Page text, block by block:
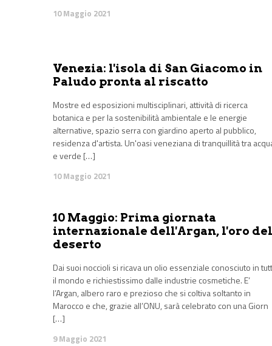
10 Maggio 2021
Venezia: l'isola di San Giacomo in
Paludo pronta al riscatto
Mostre ed esposizioni multisciplinari, attività di ricerca
botanica e per la sostenibilità ambientale e le energie
alternative, spazio serra con giardino aperto al pubblico,
residenza d'artista. Un'oasi veneziana di tranquillità tra
e verde […]
10 Maggio 2021
10 Maggio: Prima giornata
internazionale dell'Argan, l'oro del
deserto
Dai suoi noccioli si ricava un olio essenziale conosciuto in
il mondo e richiestissimo dalle industrie cosmetiche. E’
l’Argan, albero raro e prezioso che si coltiva soltanto in
Marocco e che, grazie all’ONU, sarà celebrato con una Giorn
[…]
9 Maggio 2021